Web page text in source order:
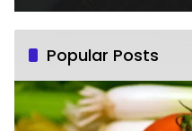
Popular Posts